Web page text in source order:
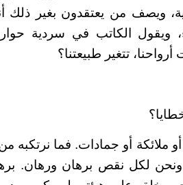
ويصف من يعتقدون بغير ذلك
ويقول الكاتب في سردية
تتغير طبيعتنا؟
أو ملائكة أو جمادات. فما نرتكبه
لكل نقص برهان ورهان.